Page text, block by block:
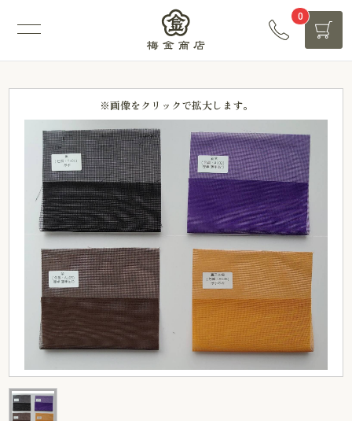
0
※画像をクリックで拡大します。